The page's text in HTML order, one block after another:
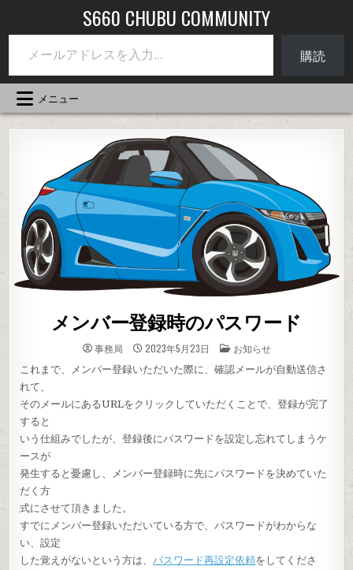
テ
へ
キ
S660 CHUBU COMMUNITY
メールアドレスを入力...
購読
メニュー
メンバー登録時のパスワード
事務局 2023年5月23日 投
稿
先
お知らせ
これまで、メンバー登録いただいた際に、確認メールが自動送信さ
れて、
そのメールにあるURLをクリックしていただくことで、登録が完了
すると
いう仕組みでしたが、登録後にパスワードを設定し忘れてしまうケ
ースが
発生すると憂慮し、メンバー登録時に先にパスワードを決めていた
だく方
式にさせて頂きました。
すでにメンバー登録いただいている方で、パスワードがわからな
い、設定
した覚えがないという方は、パスワード再設定依頼をしてくださ